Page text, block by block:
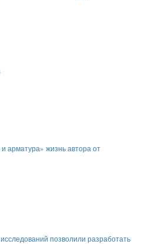
арматура» жизнь автора от
позволили разработать